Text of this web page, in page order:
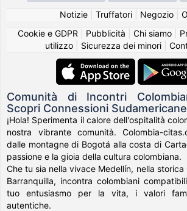
Notizie| Truffatori| Negozio|
Cookie e GDPR
Pubblicità Chi siamo|
utilizzo| Sicurezza dei minori|
Comunità di Incontri
Scopri Connessioni Sudamericane
¡Hola! Sperimenta il calore dell'ospitalità
nostra vibrante comunità. Colombia-
dalle montagne di Bogotá alla costa di
passione e la gioia della cultura colombiana.
Che tu sia nella vivace Medellín, nella
Barranquilla, incontra colombiani
tuo entusiasmo per la vita, i valori
autentiche.